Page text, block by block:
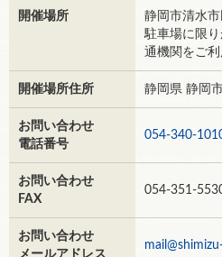
開催場所
静岡市清水
駐車場に限
通機関をご利
開催場所住所 静岡県 静岡
お問い合わせ
電話番号
054-340-
お問い合わせ
FAX
054-351-
お問い合わせ